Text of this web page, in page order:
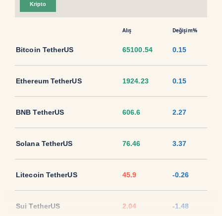
Kripto
Alış Değişim%
Bitcoin TetherUS 65100.54 0.15
Ethereum TetherUS 1924.23 0.15
BNB TetherUS 606.6 2.27
Solana TetherUS 76.46 3.37
Litecoin TetherUS 45.9 -0.26
Sui TetherUS 2.04 -1.48